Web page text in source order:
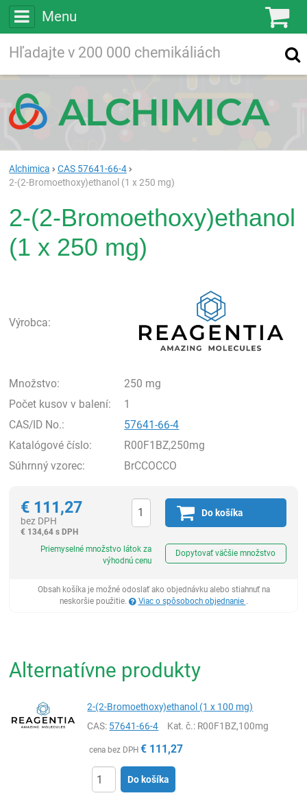
Menu
Vyhľadávanie
Alchimica
CAS 57641-66-4
2-(2-Bromoethoxy)ethanol (1 x 250 mg)
2-(2-Bromoethoxy)ethanol
(1 x 250 mg)
Výrobca:
Množstvo:
250 mg
Počet kusov v balení:
1
CAS/ID No.:
57641-66-4
Katalógové číslo:
R00F1BZ,250mg
Súhrnný vzorec:
BrCCOCCO
€ 111,27
bez DPH
€ 134,64 s DPH
Do košíka
Priemyselné množstvo látok za
výhodnú cenu
Dopytovať väčšie množstvo
Obsah košíka je možné odoslať ako objednávku alebo stiahnuť na
neskoršie použitie.
Viac o spôsoboch objednanie .
Alternatívne produkty
2-(2-Bromoethoxy)ethanol (1 x 100 mg)
CAS: 57641-66-4 Kat. č.: R00F1BZ,100mg
cena bez DPH € 111,27
Do košíka